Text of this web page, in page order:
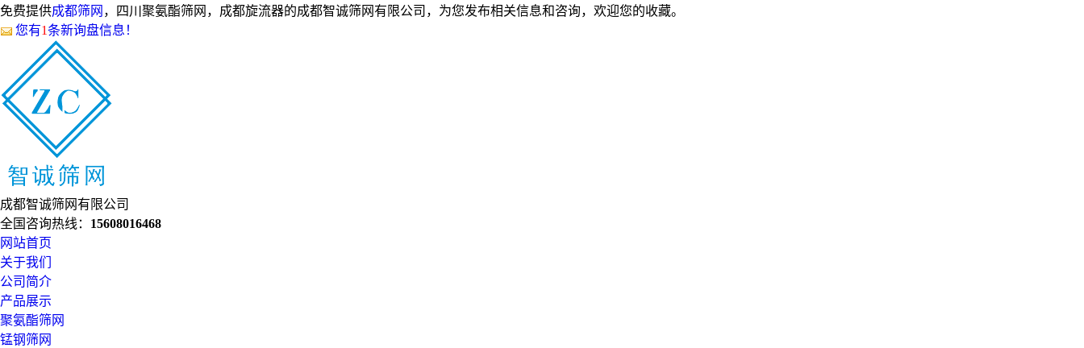
免费提供成都筛网 ，四川聚氨酯筛网，成都旋流器的成都智诚筛网有限公司，为您发布相关信息和咨询，欢迎您的收藏。
您有1条新询盘信息！
成都智诚筛网有限公司
全国咨询热线： 15608016468
网站首页
关于我们
公司简介
产品展示
聚氨酯筛网
锰钢筛网